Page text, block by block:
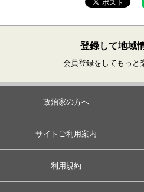
登録して地域
会員登録をしてもっと
政治家の方へ
サイトご利用案内
利用規約